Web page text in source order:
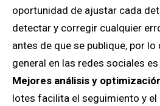
oportunidad de ajustar cada
detectar y corregir cualquier
antes de que se publique, por
general en las redes sociales
Mejores análisis y
lotes facilita el seguimiento y el